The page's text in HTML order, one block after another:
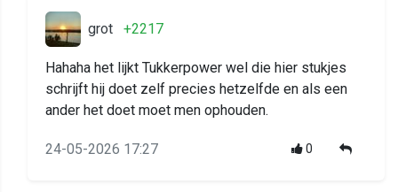
grot +2217
Hahaha het lijkt Tukkerpower wel die hier stukjes
schrijft hij doet zelf precies hetzelfde en als een
ander het doet moet men ophouden.
24-05-2026 17:27 0